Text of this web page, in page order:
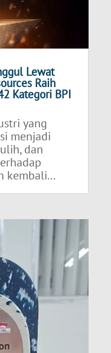
Lewat
Raih
Kategori BPI
yang
menjadi
dan
kembali...